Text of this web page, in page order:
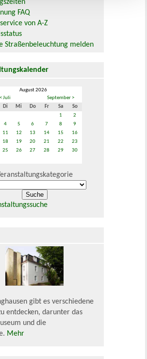
FAQ
von A-Z
Straßenbeleuchtung melden
August 2026
< Juli
September >
Di Mi Do Fr Sa
So
1
2
4 5 6 7 8
9
11 12 13 14 15
16
18 19 20 21 22
23
25 26 27 28 29
30
gibt es verschiedene
entdecken, darunter das
und die
Mehr